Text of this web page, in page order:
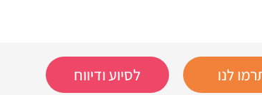
לנו לסיוע ודיווח